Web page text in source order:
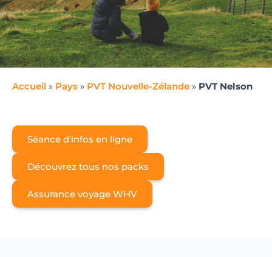
Accueil » Pays » PVT Nouvelle-Zélande » PVT Nelson
Séance d'infos en ligne
Découvrez tous nos packs
Assurance voyage WHV